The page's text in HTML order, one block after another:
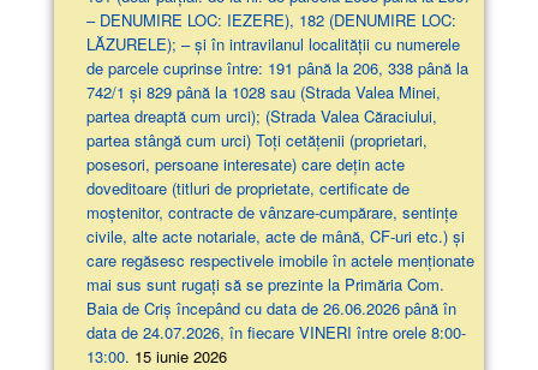
– DENUMIRE LOC: IEZERE), 182 (DENUMIRE LOC:
LĂZURELE); – și în intravilanul localității cu numerele
de parcele cuprinse între: 191 până la 206, 338 până la
742/1 și 829 până la 1028 sau (Strada Valea Minei,
partea dreaptă cum urci); (Strada Valea Căraciului,
partea stângă cum urci) Toți cetățenii (proprietari,
posesori, persoane interesate) care dețin acte
doveditoare (titluri de proprietate, certificate de
moștenitor, contracte de vânzare-cumpărare, sentințe
civile, alte acte notariale, acte de mână, CF-uri etc.) și
care regăsesc respectivele imobile în actele menționate
mai sus sunt rugați să se prezinte la Primăria Com.
Baia de Criș începând cu data de 26.06.2026 până în
data de 24.07.2026, în fiecare VINERI între orele 8:00-
13:00. 15 iunie 2026